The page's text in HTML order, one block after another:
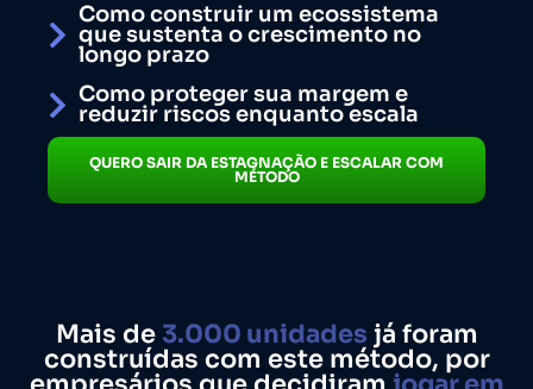
Como construir um ecossistema
que sustenta o crescimento no
longo prazo
Como proteger sua margem e
reduzir riscos enquanto escala
QUERO SAIR DA ESTAGNAÇÃO E ESCALAR COM
MÉTODO
Mais de 3.000 unidades já foram
construídas com este método, por